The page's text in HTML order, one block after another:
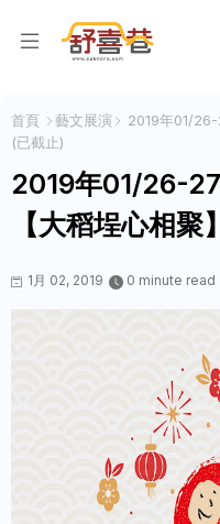
首頁 藝文展演
2019年01/26-
(已截止)
2019年01/26-
【大稻埕心相聚
1月 02, 2019 0 minute read